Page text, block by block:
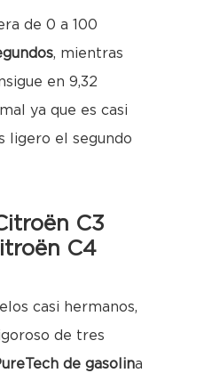
de 0 a 100
, mientras
en 9,32
ya que es casi
ligero el segundo
C3
C4
casi hermanos,
de tres
de gasolina